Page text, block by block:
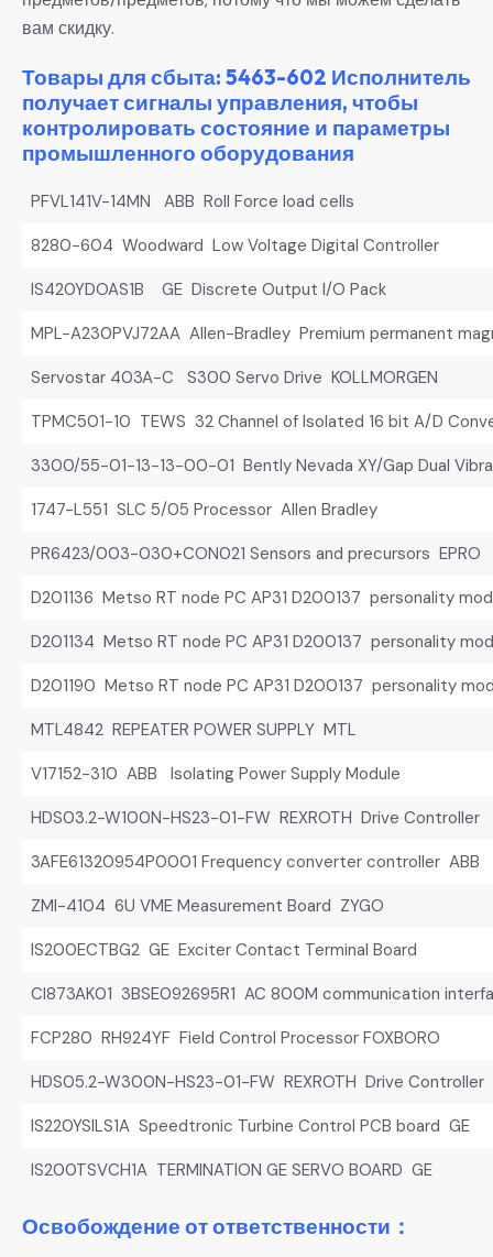
вам скидку.
Товары для сбыта: 5463-602 Исполнитель
получает сигналы управления, чтобы
контролировать состояние и параметры
промышленного оборудования
PFVL141V-14MN ABB Roll Force load cells
8280-604 Woodward Low Voltage Digital Controller
IS420YDOAS1B GE Discrete Output I/O Pack
MPL-A230PVJ72AA Allen-Bradley Premium permanent
Servostar 403A-C S300 Servo Drive KOLLMORGEN
TPMC501-10 TEWS 32 Channel of Isolated 16 bit A/D
3300/55-01-13-13-00-01 Bently Nevada XY/Gap Dual
1747-L551 SLC 5/05 Processor Allen Bradley
PR6423/003-030+CON021 Sensors and precursors EPRO
D201136 Metso RT node PC AP31 D200137 personality
D201134 Metso RT node PC AP31 D200137 personality
D201190 Metso RT node PC AP31 D200137 personality
MTL4842 REPEATER POWER SUPPLY MTL
V17152-310 ABB Isolating Power Supply Module
HDS03.2-W100N-HS23-01-FW REXROTH Drive Controller
3AFE61320954P0001 Frequency converter controller ABB
ZMI-4104 6U VME Measurement Board ZYGO
IS200ECTBG2 GE Exciter Contact Terminal Board
CI873AK01 3BSE092695R1 AC 800M communication
FCP280 RH924YF Field Control Processor FOXBORO
HDS05.2-W300N-HS23-01-FW REXROTH Drive Controller
IS220YSILS1A Speedtronic Turbine Control PCB board GE
IS200TSVCH1A TERMINATION GE SERVO BOARD GE
Освобождение от ответственности：